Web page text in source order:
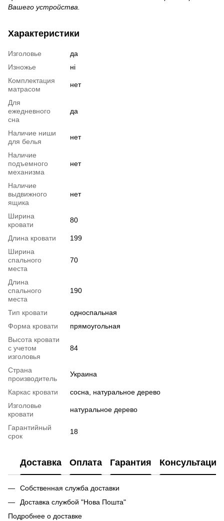
Вашего устройства.
Характеристики
Изголовье
да
Изножье
ні
Комплектация
матрасом
нет
Для
ежедневного
сна
да
Наличие ниши
для белья
нет
Наличие
подъемного
механизма
нет
Наличие
выдвижного
ящика
нет
Ширина
кровати
80
Длина кровати
199
Ширина
спального
места
70
Длина
спального
места
190
Тип кровати
односпальная
Форма кровати
прямоугольная
Высота кровати
с учетом
изголовья
84
Страна
производитель
Украина
Каркас кровати
сосна, натуральное дерево
Изголовье
кровати
натуральное дерево
Гарантийный
срок
18
Доставка Оплата Гарантия Консультация
Собственная служба доставки
Доставка службой "Нова Пошта"
Подробнее о доставке